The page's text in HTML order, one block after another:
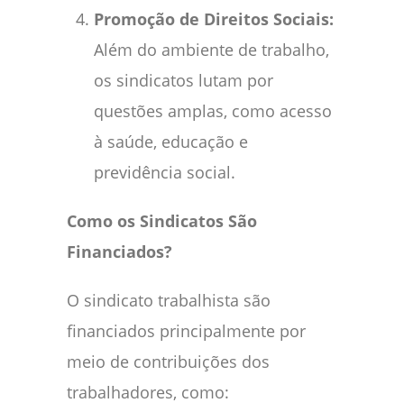
Promoção de Direitos Sociais:
Além do ambiente de trabalho,
os sindicatos lutam por
questões amplas, como acesso
à saúde, educação e
previdência social.
Como os Sindicatos São
Financiados?
O sindicato trabalhista são
financiados principalmente por
meio de contribuições dos
trabalhadores, como: